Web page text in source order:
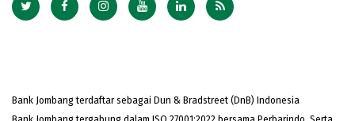
Bank Jombang terdaftar sebagai Dun & Bradstreet (DnB) Indonesia